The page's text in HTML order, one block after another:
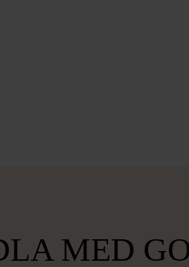
MED